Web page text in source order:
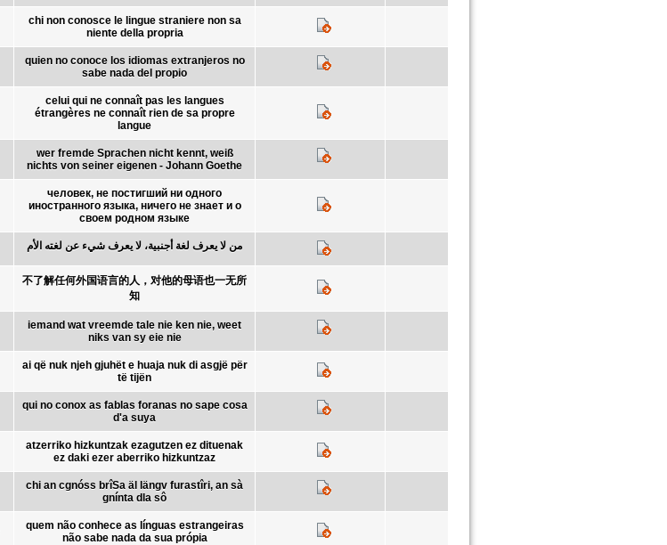
chi non conosce le lingue straniere non sa
niente della propria
quien no conoce los idiomas extranjeros no
sabe nada del propio
celui qui ne connaît pas les langues
étrangères ne connaît rien de sa propre
langue
wer fremde Sprachen nicht kennt, weiß
nichts von seiner eigenen - Johann Goethe
человек, не постигший ни одного
иностранного языка, ничего не знает и о
своем родном языке
من لا يعرف لغة أجنبية، لا يعرف شيء عن لغته الأم
不了解任何外国语言的人，对他的母语也一无所
知
iemand wat vreemde tale nie ken nie, weet
niks van sy eie nie
ai që nuk njeh gjuhët e huaja nuk di asgjë për
të tijën
qui no conox as fablas foranas no sape cosa
d'a suya
atzerriko hizkuntzak ezagutzen ez dituenak
ez daki ezer aberriko hizkuntzaz
chi an cgnóss brîSa äl längv furastîri, an sà
gnínta dla sô
quem não conhece as línguas estrangeiras
não sabe nada da sua própia